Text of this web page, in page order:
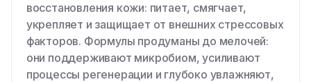
восстановления кожи: питает, смягчает,
укрепляет и защищает от внешних стрессовых
факторов. Формулы продуманы до мелочей:
они поддерживают микробиом, усиливают
процессы регенерации и глубоко увлажняют,